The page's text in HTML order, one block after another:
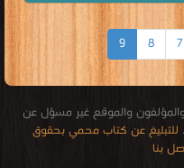
7
8
9
والموقع غير مسؤل عن
للتبليغ عن كتاب محمي بحقوق
بنا